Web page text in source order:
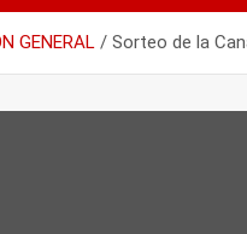
GENERAL Sorteo de la